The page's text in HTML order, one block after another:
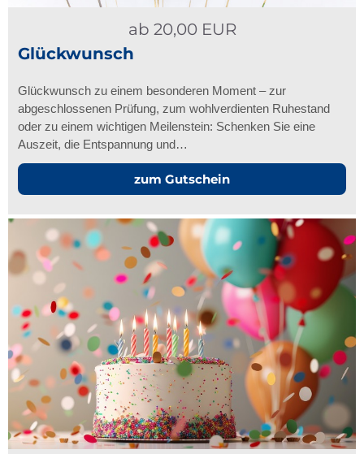
ab 20,00EUR
Glückwunsch
Glückwunsch zu einem besonderen Moment – zur
abgeschlossenen Prüfung, zum wohlverdienten Ruhestand
oder zu einem wichtigen Meilenstein: Schenken Sie eine
Auszeit, die Entspannung und…
zum Gutschein